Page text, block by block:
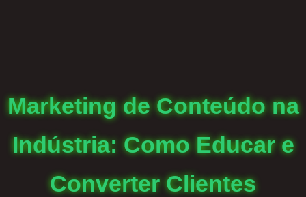
Marketing de Conteúdo na
Indústria: Como Educar e
Converter Clientes